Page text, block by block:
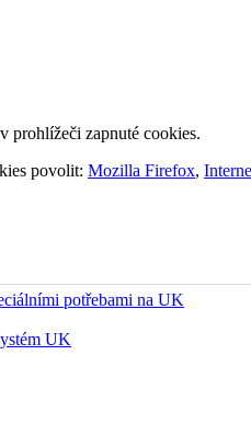
prohlížeči zapnuté cookies.
povolit: Mozilla Firefox,
potřebami na UK
UK